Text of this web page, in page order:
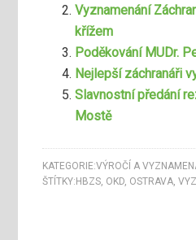
Vyznamenání
křížem
Poděkování MUDr.
Nejlepší záchranáři
Slavnostní předání
Mostě
KATEGORIE:VÝROČÍ A
ŠTÍTKY: HBZS, OKD, OSTRAVA,